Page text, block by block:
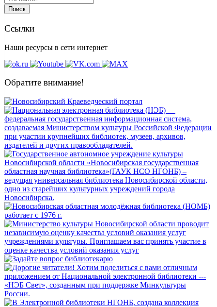
Поиск
Ссылки
Наши ресурсы в сети интернет
Обратите внимание!